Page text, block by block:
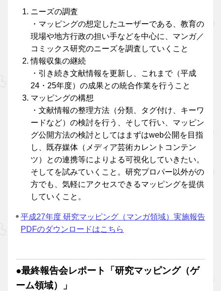
ニーズの調査
・マッピングの想定したユーザーである、教育の
現場や地方行政の担い手などを中心に、マンガ／
コミックス研究のニーズを調査していくこと
情報収集の継続
・引き続き文献情報を更新し、これまで（平成
24・25年度）の成果との統合作業を行うこと
マッピングの構想
・文献情報の整理方法（分類、タグ付け、キーワ
ードなど）の検討を行う、そして行い、マッピン
グ公開方法の検討としてはまずはweb公開を目指
し、既存媒体（メディア芸術カレントコンテン
ツ）との連携等によりよる可視化していきたい。
そしてを試みていくこと。研究プロパー以外がの
方でも、気軽にアクセスできるマッピングを提供
していくこと。
平成27年度 研究マッピング（マンガ領域）実施報告
PDFのダウンロードはこちら
●最終報告会レポート「研究マッピング（ゲ
ーム領域）」